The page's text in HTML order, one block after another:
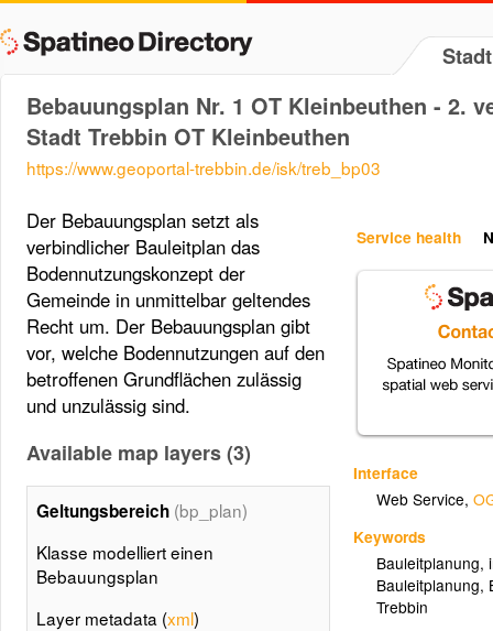
Bebauungsplan Nr. 1 OT Kleinbeuthen - 2.
Stadt Trebbin OT Kleinbeuthen
https://www.geoportal-trebbin.de/isk/treb_bp03
Service health
Interface
Web Service,
Keywords
Bauleitplanung,
Bauleitplanung,
Trebbin
Der Bebauungsplan setzt als
verbindlicher Bauleitplan das
Bodennutzungskonzept der
Gemeinde in unmittelbar geltendes
Recht um. Der Bebauungsplan gibt
vor, welche Bodennutzungen auf den
betroffenen Grundflächen zulässig
und unzulässig sind.
Available map layers (3)
Geltungsbereich (bp_plan)
Klasse modelliert einen
Bebauungsplan
Layer metadata (xml)